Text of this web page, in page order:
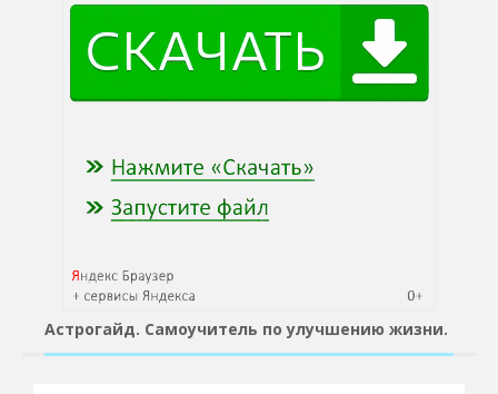
Астрогайд. Самоучитель по улучшению жизни.